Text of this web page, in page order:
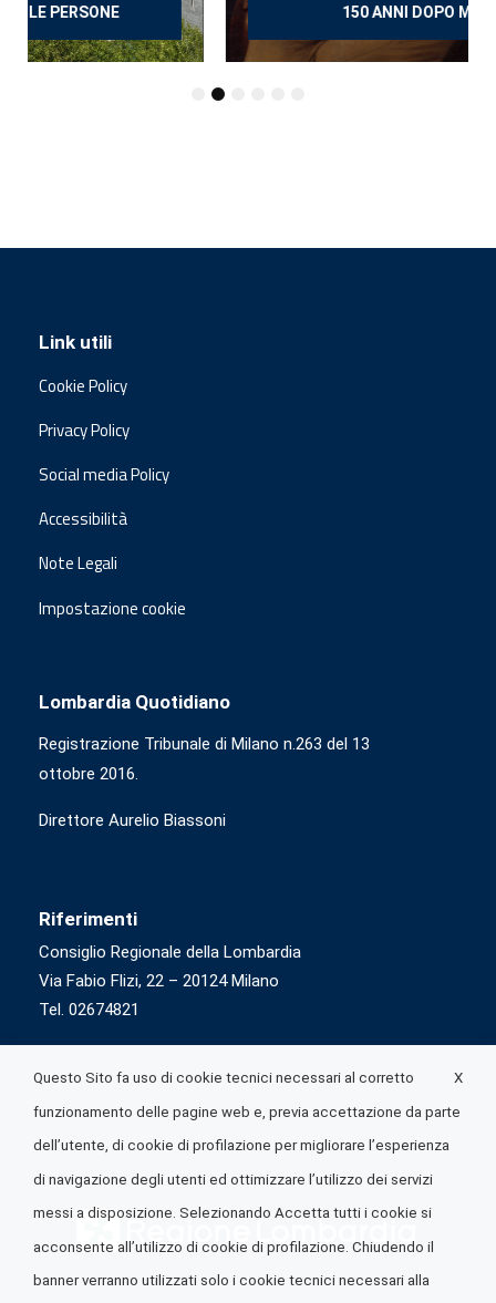
150 ANNI DOPO MANZONI
Link utili
Cookie Policy
Privacy Policy
Social media Policy
Accessibilità
Note Legali
Impostazione cookie
Lombardia Quotidiano
Registrazione Tribunale di Milano n.263 del 13
ottobre 2016.
Direttore Aurelio Biassoni
Riferimenti
Consiglio Regionale della Lombardia
Via Fabio Flizi, 22 – 20124 Milano
Tel. 02674821
X
Questo Sito fa uso di cookie tecnici necessari al corretto
funzionamento delle pagine web e, previa accettazione da parte
dell’utente, di cookie di profilazione per migliorare l’esperienza
di navigazione degli utenti ed ottimizzare l’utilizzo dei servizi
messi a disposizione. Selezionando Accetta tutti i cookie si
acconsente all’utilizzo di cookie di profilazione. Chiudendo il
banner verranno utilizzati solo i cookie tecnici necessari alla